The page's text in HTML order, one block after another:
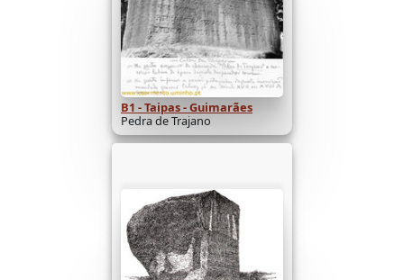
B1 - Taipas - Guimarães
Pedra de Trajano